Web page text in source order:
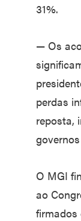
31%.
— Os
perdas
reposta,
O MGI
ao
firmados